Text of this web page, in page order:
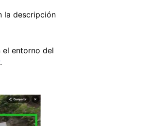
la descripción
el entorno del
.